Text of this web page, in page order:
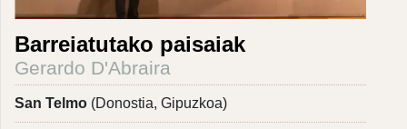
Barreiatutako paisaiak
Gerardo D'Abraira
San Telmo (Donostia, Gipuzkoa)